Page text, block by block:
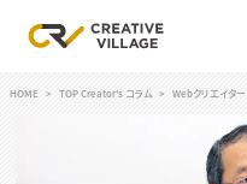
HOME TOP Creator's コラム Webクリエイター